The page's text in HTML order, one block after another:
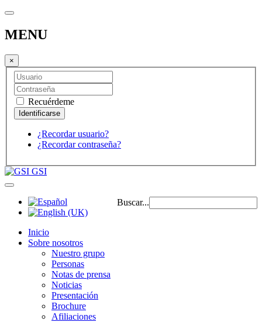
MENU
×
Recuérdeme
¿Recordar usuario?
¿Recordar contraseña?
GSI
Buscar...
Inicio
Sobre nosotros
Nuestro grupo
Personas
Notas de prensa
Noticias
Presentación
Brochure
Afiliaciones